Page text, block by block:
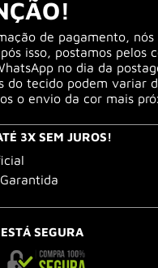
de pagamento,
isso, postamos pelos
no dia da
do tecido podem variar
o envio da cor mais
3X SEM JUROS!
SEGURA